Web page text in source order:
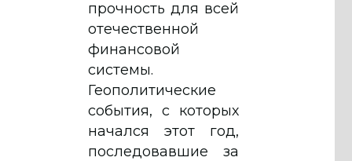
прочность для всей
отечественной
финансовой
системы.
Геополитические
события, с которых
начался этот год,
последовавшие за